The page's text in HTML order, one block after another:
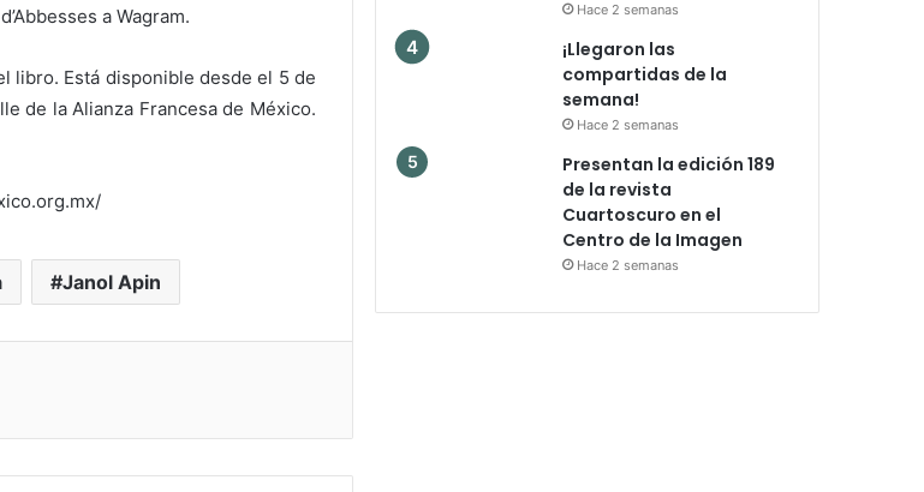
a Wagram.
libro. Está disponible desde el 5 de
de la Alianza Francesa de México.
Janol Apin
Hace 2 semanas
¡Llegaron las
compartidas de la
semana!
Hace 2 semanas
Presentan la edición 189
de la revista
Cuartoscuro en el
Centro de la Imagen
Hace 2 semanas